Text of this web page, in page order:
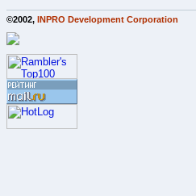
©2002, INPRO Development Corporation